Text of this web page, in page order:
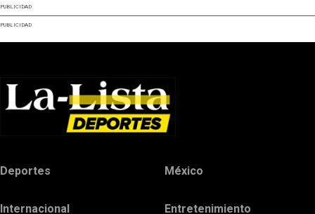
PUBLICIDAD
PUBLICIDAD
Deportes México
Internacional Entretenimiento